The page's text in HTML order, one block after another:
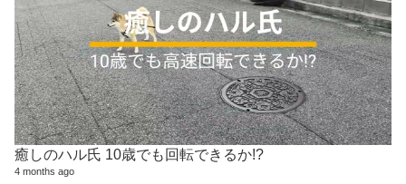
癒しのハル氏 10歳でも回転できるか!?
4 months ago